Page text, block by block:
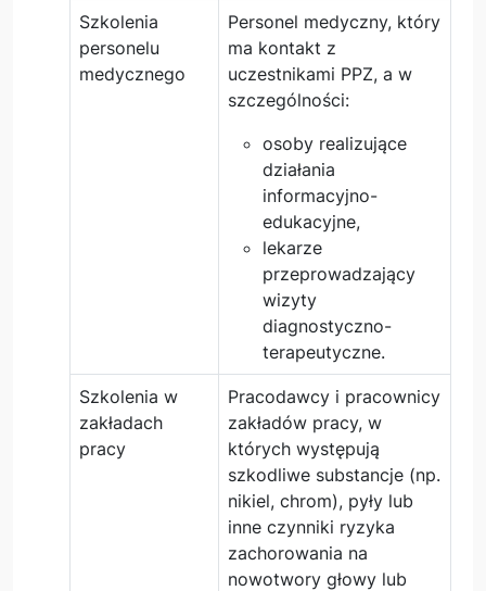
Szkolenia
personelu
medycznego
Personel medyczny, który
ma kontakt z
uczestnikami PPZ, a w
szczególności:
osoby realizujące
działania
informacyjno-
edukacyjne,
lekarze
przeprowadzający
wizyty
diagnostyczno-
terapeutyczne.
Szkolenia w
zakładach
pracy
Pracodawcy i pracownicy
zakładów pracy, w
których występują
szkodliwe substancje (np.
nikiel, chrom), pyły lub
inne czynniki ryzyka
zachorowania na
nowotwory głowy lub